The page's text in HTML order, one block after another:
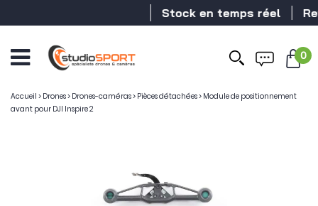
Stock en temps réel
0
Accueil > Drones> Drones-caméras> Pièces détachées> Module de positionnement
avant pour DJI Inspire 2